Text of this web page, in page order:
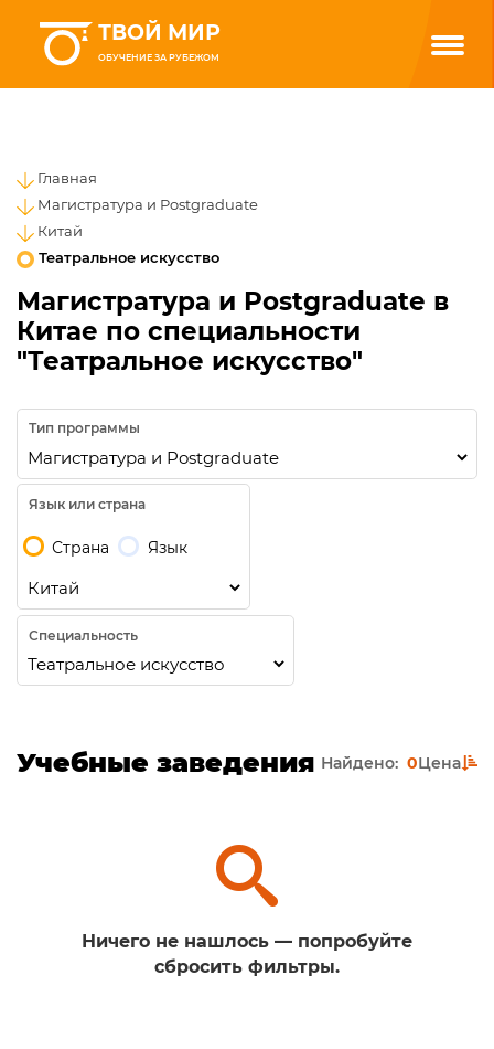
ТВОЙ МИР
ОБУЧЕНИЕ ЗА РУБЕЖОМ
Главная
Магистратура и Postgraduate
Китай
Театральное искусство
Магистратура и Postgraduate в
Китае по специальности
"Театральное искусство"
Тип программы
Язык или страна
Страна Язык
Специальность
Учебные заведения Найдено: 0Цена
Ничего не нашлось — попробуйте
сбросить фильтры.